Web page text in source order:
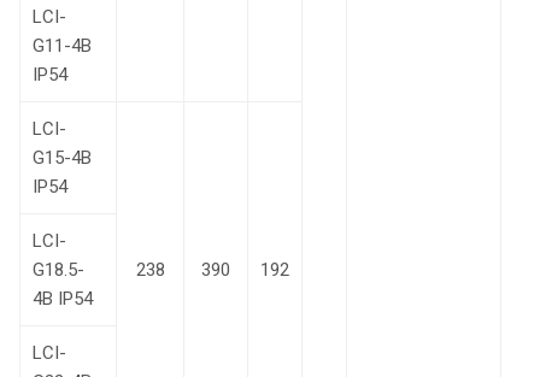
LCI-
G11-4B
IP54
LCI-
G15-4B
IP54
238 390 192
LCI-
G18.5-
4В IP54
LCI-